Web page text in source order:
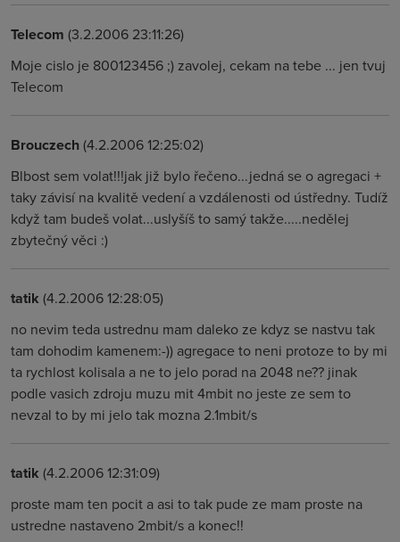
Telecom (3.2.2006 23:11:26)
Moje cislo je 800123456 ;) zavolej, cekam na tebe ... jen tvuj
Telecom
Brouczech(4.2.2006 12:25:02)
Blbost sem volat!!!jak již bylo řečeno...jedná se o agregaci +
taky závisí na kvalitě vedení a vzdálenosti od ústředny. Tudíž
když tam budeš volat...uslyšíš to samý takže.....nedělej
zbytečný věci :)
tatik (4.2.2006 12:28:05)
no nevim teda ustrednu mam daleko ze kdyz se nastvu tak
tam dohodim kamenem:-)) agregace to neni protoze to by mi
ta rychlost kolisala a ne to jelo porad na 2048 ne?? jinak
podle vasich zdroju muzu mit 4mbit no jeste ze sem to
nevzal to by mi jelo tak mozna 2.1mbit/s
tatik (4.2.2006 12:31:09)
proste mam ten pocit a asi to tak pude ze mam proste na
ustredne nastaveno 2mbit/s a konec!!